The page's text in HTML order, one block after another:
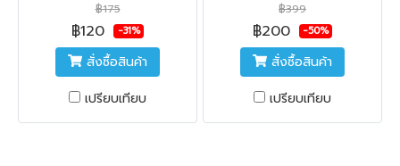
฿175
฿120 -31%
สั่งซื้อสินค้า
เปรียบเทียบ
฿399
฿200 -50%
สั่งซื้อสินค้า
เปรียบเทียบ